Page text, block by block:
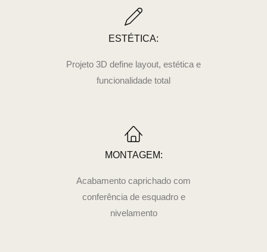
ESTÉTICA:
Projeto 3D define layout, estética e
funcionalidade total
MONTAGEM:
Acabamento caprichado com
conferência de esquadro e
nivelamento